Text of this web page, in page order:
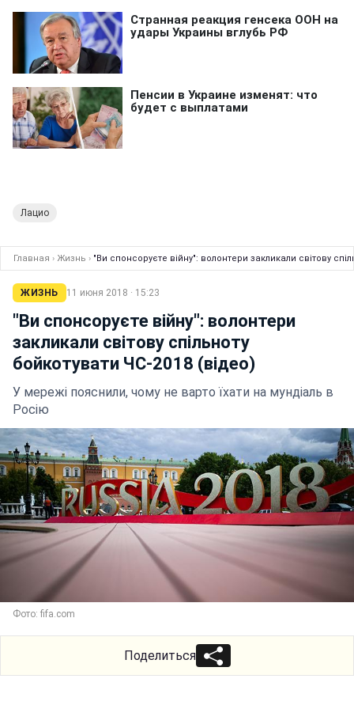
Лацио
Главная › Жизнь › "Ви спонсоруєте війну": волонтери закликали світову
ЖИЗНЬ 11 июня 2018 · 15:23
"Ви спонсоруєте війну": волонтери
закликали світову спільноту
бойкотувати ЧС-2018 (відео)
У мережі пояснили, чому не варто їхати на мундіаль в
Росію
Фото: fifa.com
Поделиться